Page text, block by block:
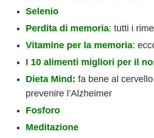
Selenio
Perdita di memoria: tutti i
Vitamine per la memoria:
I 10 alimenti migliori per il
Dieta Mind: fa bene al
prevenire l’Alzheimer
Fosforo
Meditazione